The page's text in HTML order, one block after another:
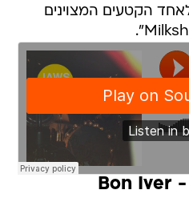
הקטעים המצוינים
Bon Iver